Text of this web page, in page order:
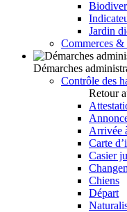
Jardin
Commerces
Démarches
Contrôle des
Retour
Arrivée
Carte
Casier
Chiens
Départ